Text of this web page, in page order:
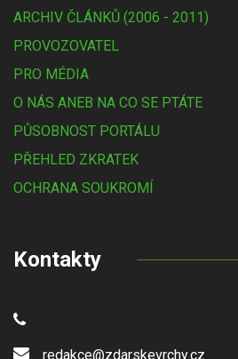
ARCHIV ČLÁNKŮ (2006 - 2011)
PROVOZOVATEL
PRO MÉDIA
O NÁS ANEB NA CO SE PTÁTE
PŮSOBNOST PORTÁLU
PŘEHLED ZKRATEK
OCHRANA SOUKROMÍ
Kontakty
redakce@zdarskevrchy.cz